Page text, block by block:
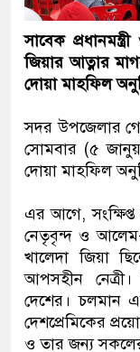
সাবেক
জিয়ার আত্নার
দোয়া মাহফিল
সদর উপজেলার
সোমবার (৫
দোয়া মাহফিল
এর আগে,
নেতৃবৃন্দ ও
খালেদা জিয়া
আপসহীন
দেশের। চলমান
দেশপ্রেমিকের
ও তার জন্য সকলের